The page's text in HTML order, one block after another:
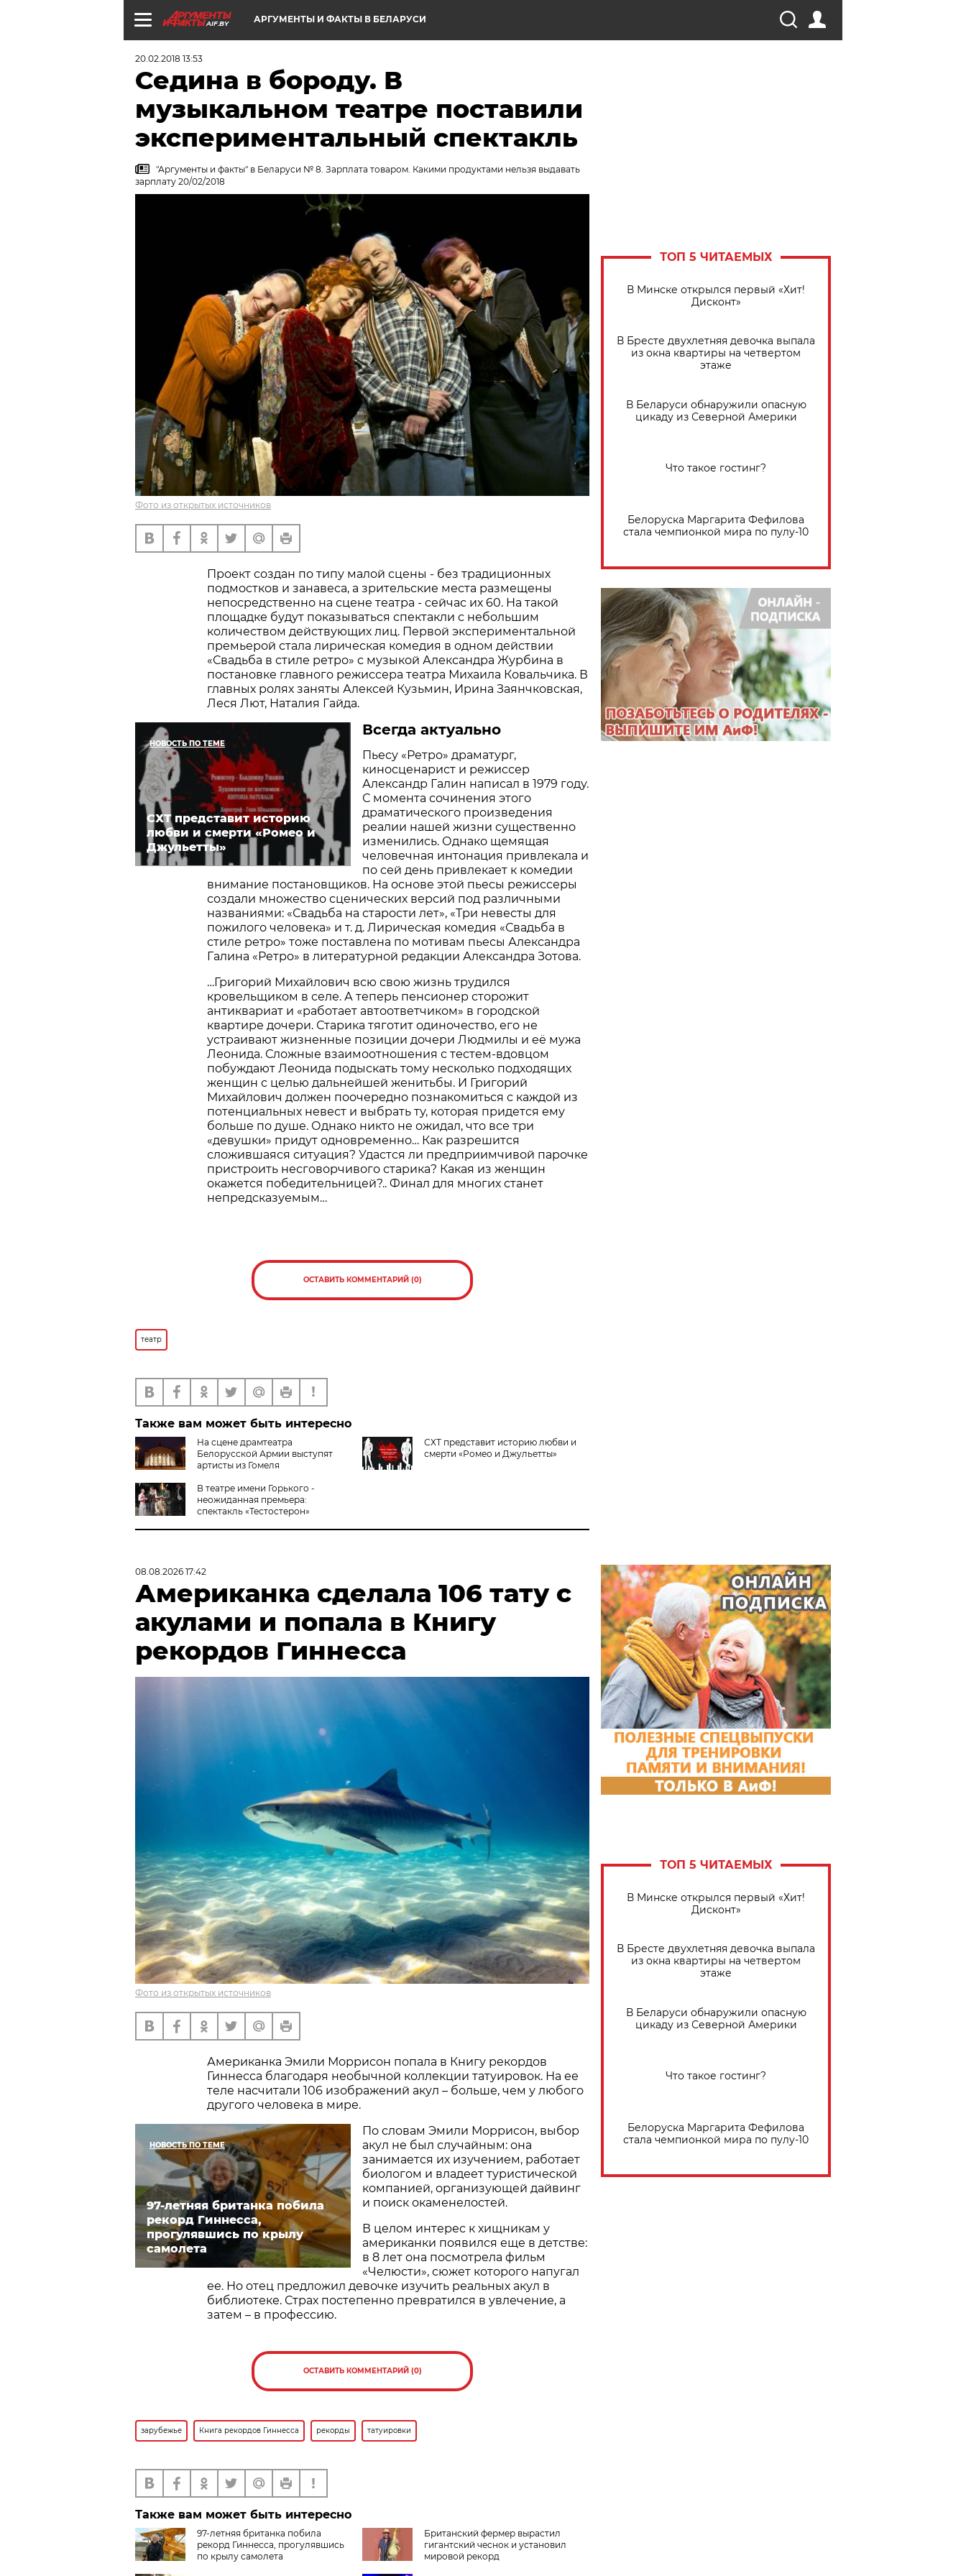
AIF.BY АРГУМЕНТЫ И ФАКТЫ В БЕЛАРУСИ
20.02.2018 13:53
Седина в бороду. В
музыкальном театре поставили
экспериментальный спектакль
"Аргументы и факты" в Беларуси № 8. Зарплата товаром. Какими продуктами нельзя выдавать
зарплату 20/02/2018
Фото из открытых источников
Проект создан по типу малой сцены - без традиционных
подмостков и занавеса, а зрительские места размещены
непосредственно на сцене театра - сейчас их 60. На такой
площадке будут показываться спектакли с небольшим
количеством действующих лиц. Первой экспериментальной
премьерой стала лирическая комедия в одном действии
«Свадьба в стиле ретро» с музыкой Александра Журбина в
постановке главного режиссера театра Михаила Ковальчика. В
главных ролях заняты Алексей Кузьмин, Ирина Заянчковская,
Леся Лют, Наталия Гайда.
НОВОСТЬ ПО ТЕМЕ
СХТ представит историю
любви и смерти «Ромео и
Джульетты»
Всегда актуально
Пьесу «Ретро» драматург,
киносценарист и режиссер
Александр Галин написал в 1979 году.
С момента сочинения этого
драматического произведения
реалии нашей жизни существенно
изменились. Однако щемящая
человечная интонация привлекала и
по сей день привлекает к комедии
внимание постановщиков. На основе этой пьесы режиссеры
создали множество сценических версий под различными
названиями: «Свадьба на старости лет», «Три невесты для
пожилого человека» и т. д. Лирическая комедия «Свадьба в
стиле ретро» тоже поставлена по мотивам пьесы Александра
Галина «Ретро» в литературной редакции Александра Зотова.
…Григорий Михайлович всю свою жизнь трудился
кровельщиком в селе. А теперь пенсионер сторожит
антиквариат и «работает автоответчиком» в городской
квартире дочери. Старика тяготит одиночество, его не
устраивают жизненные позиции дочери Людмилы и её мужа
Леонида. Сложные взаимоотношения с тестем-вдовцом
побуждают Леонида подыскать тому несколько подходящих
женщин с целью дальнейшей женитьбы. И Григорий
Михайлович должен поочередно познакомиться с каждой из
потенциальных невест и выбрать ту, которая придется ему
больше по душе. Однако никто не ожидал, что все три
«девушки» придут одновременно… Как разрешится
сложившаяся ситуация? Удастся ли предприимчивой парочке
пристроить несговорчивого старика? Какая из женщин
окажется победительницей?.. Финал для многих станет
непредсказуемым…
ОСТАВИТЬ КОММЕНТАРИЙ (0)
театр
Также вам может быть интересно
На сцене драмтеатра
Белорусской Армии выступят
артисты из Гомеля
СХТ представит историю любви и
смерти «Ромео и Джульетты»
В театре имени Горького -
неожиданная премьера:
спектакль «Тестостерон»
ТОП 5 ЧИТАЕМЫХ
В Минске открылся первый «Хит!
Дисконт»
В Бресте двухлетняя девочка выпала
из окна квартиры на четвертом
этаже
В Беларуси обнаружили опасную
цикаду из Северной Америки
Что такое гостинг?
Белоруска Маргарита Фефилова
стала чемпионкой мира по пулу-10
08.08.2026 17:42
Американка сделала 106 тату с
акулами и попала в Книгу
рекордов Гиннесса
Фото из открытых источников
Американка Эмили Моррисон попала в Книгу рекордов
Гиннесса благодаря необычной коллекции татуировок. На ее
теле насчитали 106 изображений акул – больше, чем у любого
другого человека в мире.
НОВОСТЬ ПО ТЕМЕ
97-летняя британка побила
рекорд Гиннесса,
прогулявшись по крылу
самолета
По словам Эмили Моррисон, выбор
акул не был случайным: она
занимается их изучением, работает
биологом и владеет туристической
компанией, организующей дайвинг
и поиск окаменелостей.
В целом интерес к хищникам у
американки появился еще в детстве:
в 8 лет она посмотрела фильм
«Челюсти», сюжет которого напугал
ее. Но отец предложил девочке изучить реальных акул в
библиотеке. Страх постепенно превратился в увлечение, а
затем – в профессию.
ОСТАВИТЬ КОММЕНТАРИЙ (0)
зарубежье Книга рекордов Гиннесса рекорды татуировки
Также вам может быть интересно
97-летняя британка побила
рекорд Гиннесса, прогулявшись
по крылу самолета
Британский фермер вырастил
гигантский чеснок и установил
мировой рекорд
ТОП 5 ЧИТАЕМЫХ
В Минске открылся первый «Хит!
Дисконт»
В Бресте двухлетняя девочка выпала
из окна квартиры на четвертом
этаже
В Беларуси обнаружили опасную
цикаду из Северной Америки
Что такое гостинг?
Белоруска Маргарита Фефилова
стала чемпионкой мира по пулу-10